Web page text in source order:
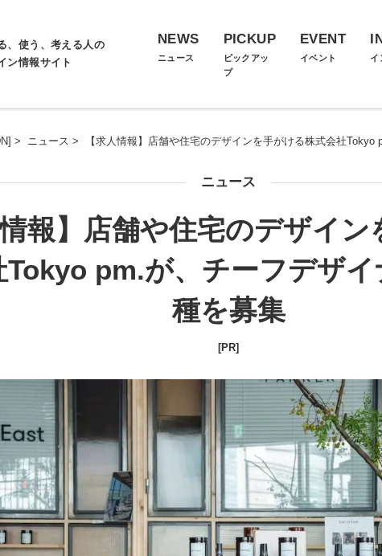
、使う、考える人の
ン情報サイト
NEWS
ニュース
PICKUP
ピックアッ
プ
EVENT
イベント イ
> ニュース > 【求人情報】店舗や住宅のデザインを手がける株式会社
ニュース
情報】店舗や住宅のデザイ
Tokyo pm.が、チーフデザ
種を募集
[PR]